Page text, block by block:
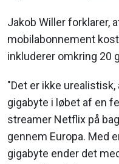
Jakob Willer forklarer,
mobilabonnement
inkluderer omkring 20
"Det er ikke urealistisk,
gigabyte i løbet af en
streamer Netflix på
gennem Europa. Med
gigabyte ender det